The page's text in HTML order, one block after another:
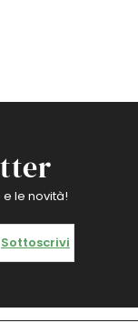
le novità!
Sottoscrivi